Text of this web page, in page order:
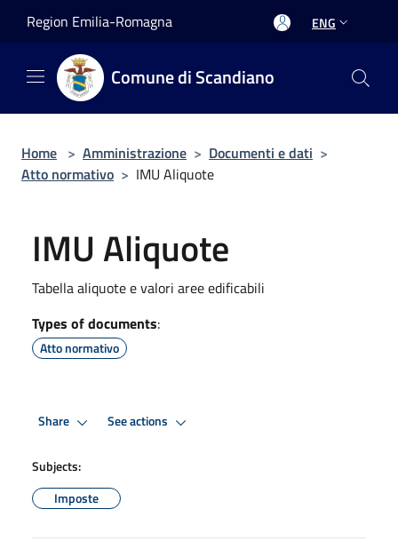
Region Emilia-Romagna ENG
Comune di Scandiano
Home > Amministrazione > Documenti e dati >
Atto normativo > IMU Aliquote
IMU Aliquote
Tabella aliquote e valori aree edificabili
Types of documents:
Atto normativo
Share See actions
Subjects:
Imposte